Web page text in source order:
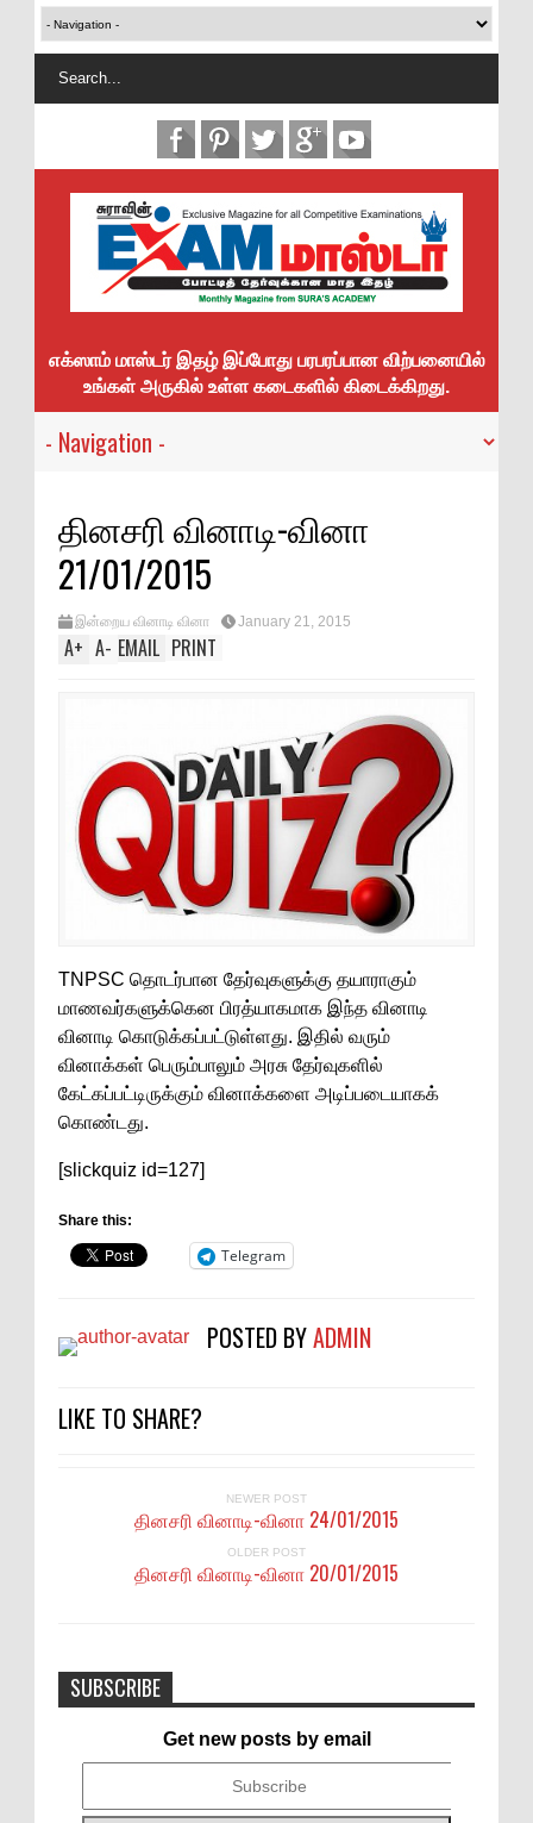
எக்ஸாம் மாஸ்டர் இதழ் இப்போது பரபரப்பான விற்பனையில்
உங்கள் அருகில் உள்ள கடைகளில் கிடைக்கிறது.
தினசரி வினாடி-வினா
21/01/2015
இன்றைய வினாடி வினா January 21, 2015
A+ A- EMAIL PRINT
TNPSC தொடர்பான தேர்வுகளுக்கு தயாராகும்
மாணவர்களுக்கென பிரத்யாகமாக இந்த வினாடி
வினாடி கொடுக்கப்பட்டுள்ளது. இதில் வரும்
வினாக்கள் பெரும்பாலும் அரசு தேர்வுகளில்
கேட்கப்பட்டிருக்கும் வினாக்களை அடிப்படையாகக்
கொண்டது.
[slickquiz id=127]
Share this:
Telegram
POSTED BYADMIN
LIKE TO SHARE?
NEWER POST
தினசரி வினாடி-வினா 24/01/2015
OLDER POST
தினசரி வினாடி-வினா 20/01/2015
SUBSCRIBE
Get new posts by email